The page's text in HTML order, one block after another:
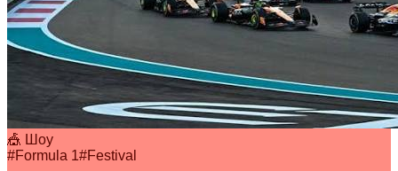
🎪 Шоу
#Formula 1#Festival